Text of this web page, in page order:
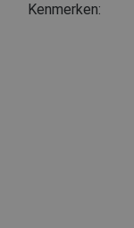
Kenmerken: